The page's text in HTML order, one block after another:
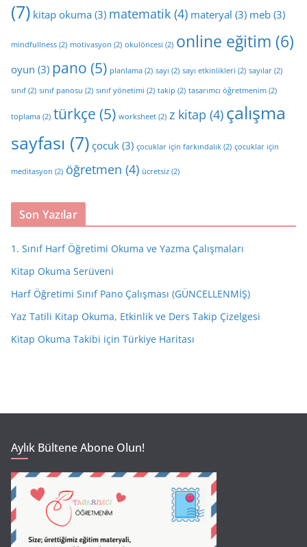
(7) kitap okuma (3) matematik (4) materyal (3) meb (3)
mindfullness (2) motivasyon (2) okulöncesi (2) online eğitim (6)
oyun (3) pano (5) planlama (2) sayı (2) sayı etkinlikleri (2) sayılar (2)
sınıf (2) sınıf panosu (2) sınıf yönetimi (2) takip (2) tasarımcı öğretmenim (2)
toplama (2) türkçe (5) worksheet (2) z kitap (4) çalışma
sayfası (7) çocuk (3) çocuklar için farkındalık (2) çocuklar için
meditasyon (2) öğretmen (4) ücretsiz (2)
Son Yazılar
1. Sınıf Harf Öğretimi Okuma ve Yazma Çalışmaları
Kitap Okuma Serüveni
Harf Öğretimi Sınıf Pano Çalışması (GÜNCELLENMİŞ)
Yaz Tatili Kitap Okuma, Etkinlik ve Ders Takip Çizelgesi
Kitap Okuma Takibi için Türkiye Haritası
Aylık Bültene Abone Olun!